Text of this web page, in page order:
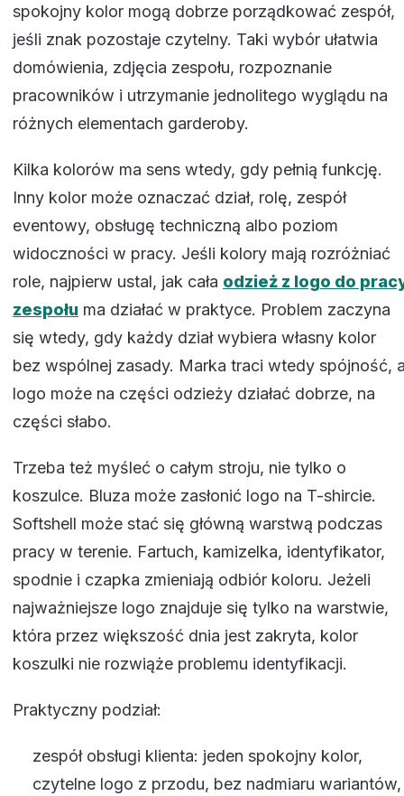
spokojny kolor mogą dobrze porządkować zespół,
jeśli znak pozostaje czytelny. Taki wybór ułatwia
domówienia, zdjęcia zespołu, rozpoznanie
pracowników i utrzymanie jednolitego wyglądu na
różnych elementach garderoby.
Kilka kolorów ma sens wtedy, gdy pełnią funkcję.
Inny kolor może oznaczać dział, rolę, zespół
eventowy, obsługę techniczną albo poziom
widoczności w pracy. Jeśli kolory mają rozróżniać
role, najpierw ustal, jak cała odzież z logo do
zespołu ma działać w praktyce. Problem zaczyna
się wtedy, gdy każdy dział wybiera własny kolor
bez wspólnej zasady. Marka traci wtedy spójność,
logo może na części odzieży działać dobrze, na
części słabo.
Trzeba też myśleć o całym stroju, nie tylko o
koszulce. Bluza może zasłonić logo na T-shircie.
Softshell może stać się główną warstwą podczas
pracy w terenie. Fartuch, kamizelka, identyfikator,
spodnie i czapka zmieniają odbiór koloru. Jeżeli
najważniejsze logo znajduje się tylko na warstwie,
która przez większość dnia jest zakryta, kolor
koszulki nie rozwiąże problemu identyfikacji.
Praktyczny podział:
zespół obsługi klienta: jeden spokojny kolor,
czytelne logo z przodu, bez nadmiaru wariantów,